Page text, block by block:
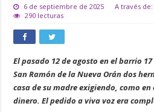
6 de septiembre de 2025
A través
290 lecturas
El pasado 12 de agosto en el barrio
San Ramón de la Nueva Orán dos
casa de su madre exigiendo, como
dinero. El pedido a viva voz era